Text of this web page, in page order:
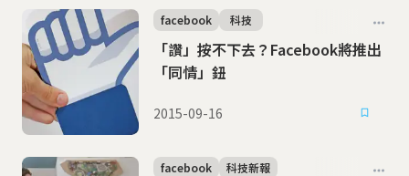
「讚」按不下去？Facebook將推出
「同情」鈕
facebook 科技
2015-09-16
facebook 科技新報